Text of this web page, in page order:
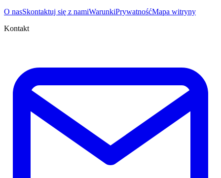
O nasSkontaktuj się z namiWarunkiPrywatnośćMapa witryny
Kontakt